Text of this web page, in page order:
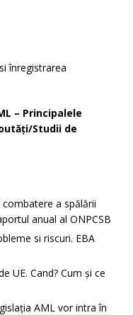
înregistrarea
– Principalele
Studii de
a spălării
anual al ONPCSB
si riscuri. EBA
UE. Cand? Cum și ce
AML vor intra în